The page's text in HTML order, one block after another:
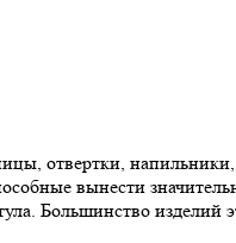
отвертки, напильники,
вынести
Большинство изделий